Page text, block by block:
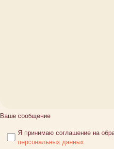
Ваше сообщение
Я принимаю соглашение на
персональных данных